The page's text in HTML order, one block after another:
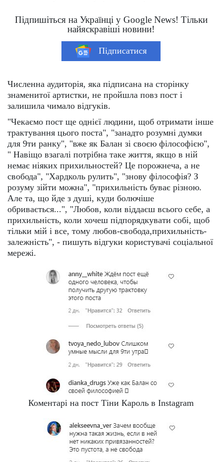
Підпишіться на Українці у Google News! Тільки
найяскравіші новини!
Підписатися
Численна аудиторія, яка підписана на сторінку
знаменитої артистки, не пройшла повз пост і
залишила чимало відгуків.
"Чекаємо пост ще однієї людини, щоб отримати інше
трактування цього поста", "занадто розумні думки
для 9ти ранку", "вже як Балан зі своєю філософією",
" Навіщо взагалі потрібна таке життя, якщо в ній
немає ніяких прихильностей? Це порожнеча, а не
свобода", "Хардколь рулить", "знову філософія? З
розуму зійти можна", "прихильність буває різною.
Але та, що йде з душі, куди болючіше
обривається...", "Любов, коли віддаєш всього себе, а
прихильність, коли хочеш підпорядкувати собі, щоб
тільки мій і все, тому любов-свобода,прихильність-
залежність", - пишуть відгуки користувачі соціальної
мережі.
Коментарі на пост Тіни Кароль в Instagram